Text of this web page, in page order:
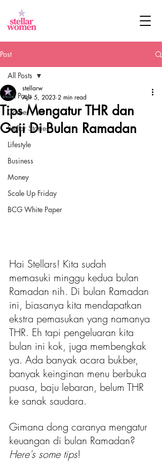
Post
All Posts
Career
Stellar Stories
Lifestyle
Business
Money
Scale Up Friday
BCG White Paper
All Posts
Tips Mengatur THR dan
Gaji Di Bulan Ramadan
stellarw
Apr 5, 2023 2 min read
Hai Stellars! Kita sudah
memasuki minggu kedua bulan
Ramadan nih. Di bulan Ramadan
ini, biasanya kita mendapatkan
ekstra pemasukan yang namanya
THR. Eh tapi pengeluaran kita
bulan ini kok, juga membengkak
ya. Ada banyak acara bukber,
banyak keinginan menu berbuka
puasa, baju lebaran, belum THR
ke sanak saudara.
Gimana dong caranya mengatur
keuangan di bulan Ramadan?
Here's some tips!